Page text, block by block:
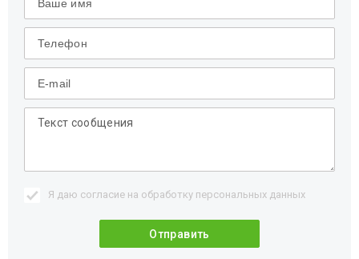
Я даю согласие на обработку персональных данных